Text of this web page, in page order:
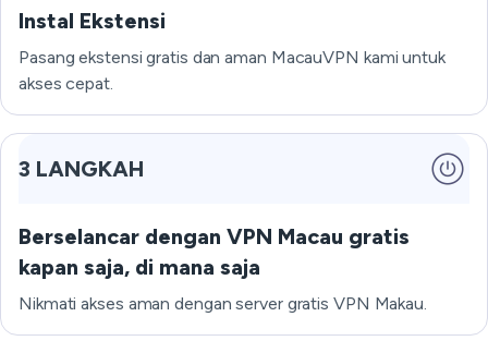
Instal Ekstensi
Pasang ekstensi gratis dan aman MacauVPN kami untuk
akses cepat.
3 LANGKAH
Berselancar dengan VPN Macau gratis
kapan saja, di mana saja
Nikmati akses aman dengan server gratis VPN Makau.